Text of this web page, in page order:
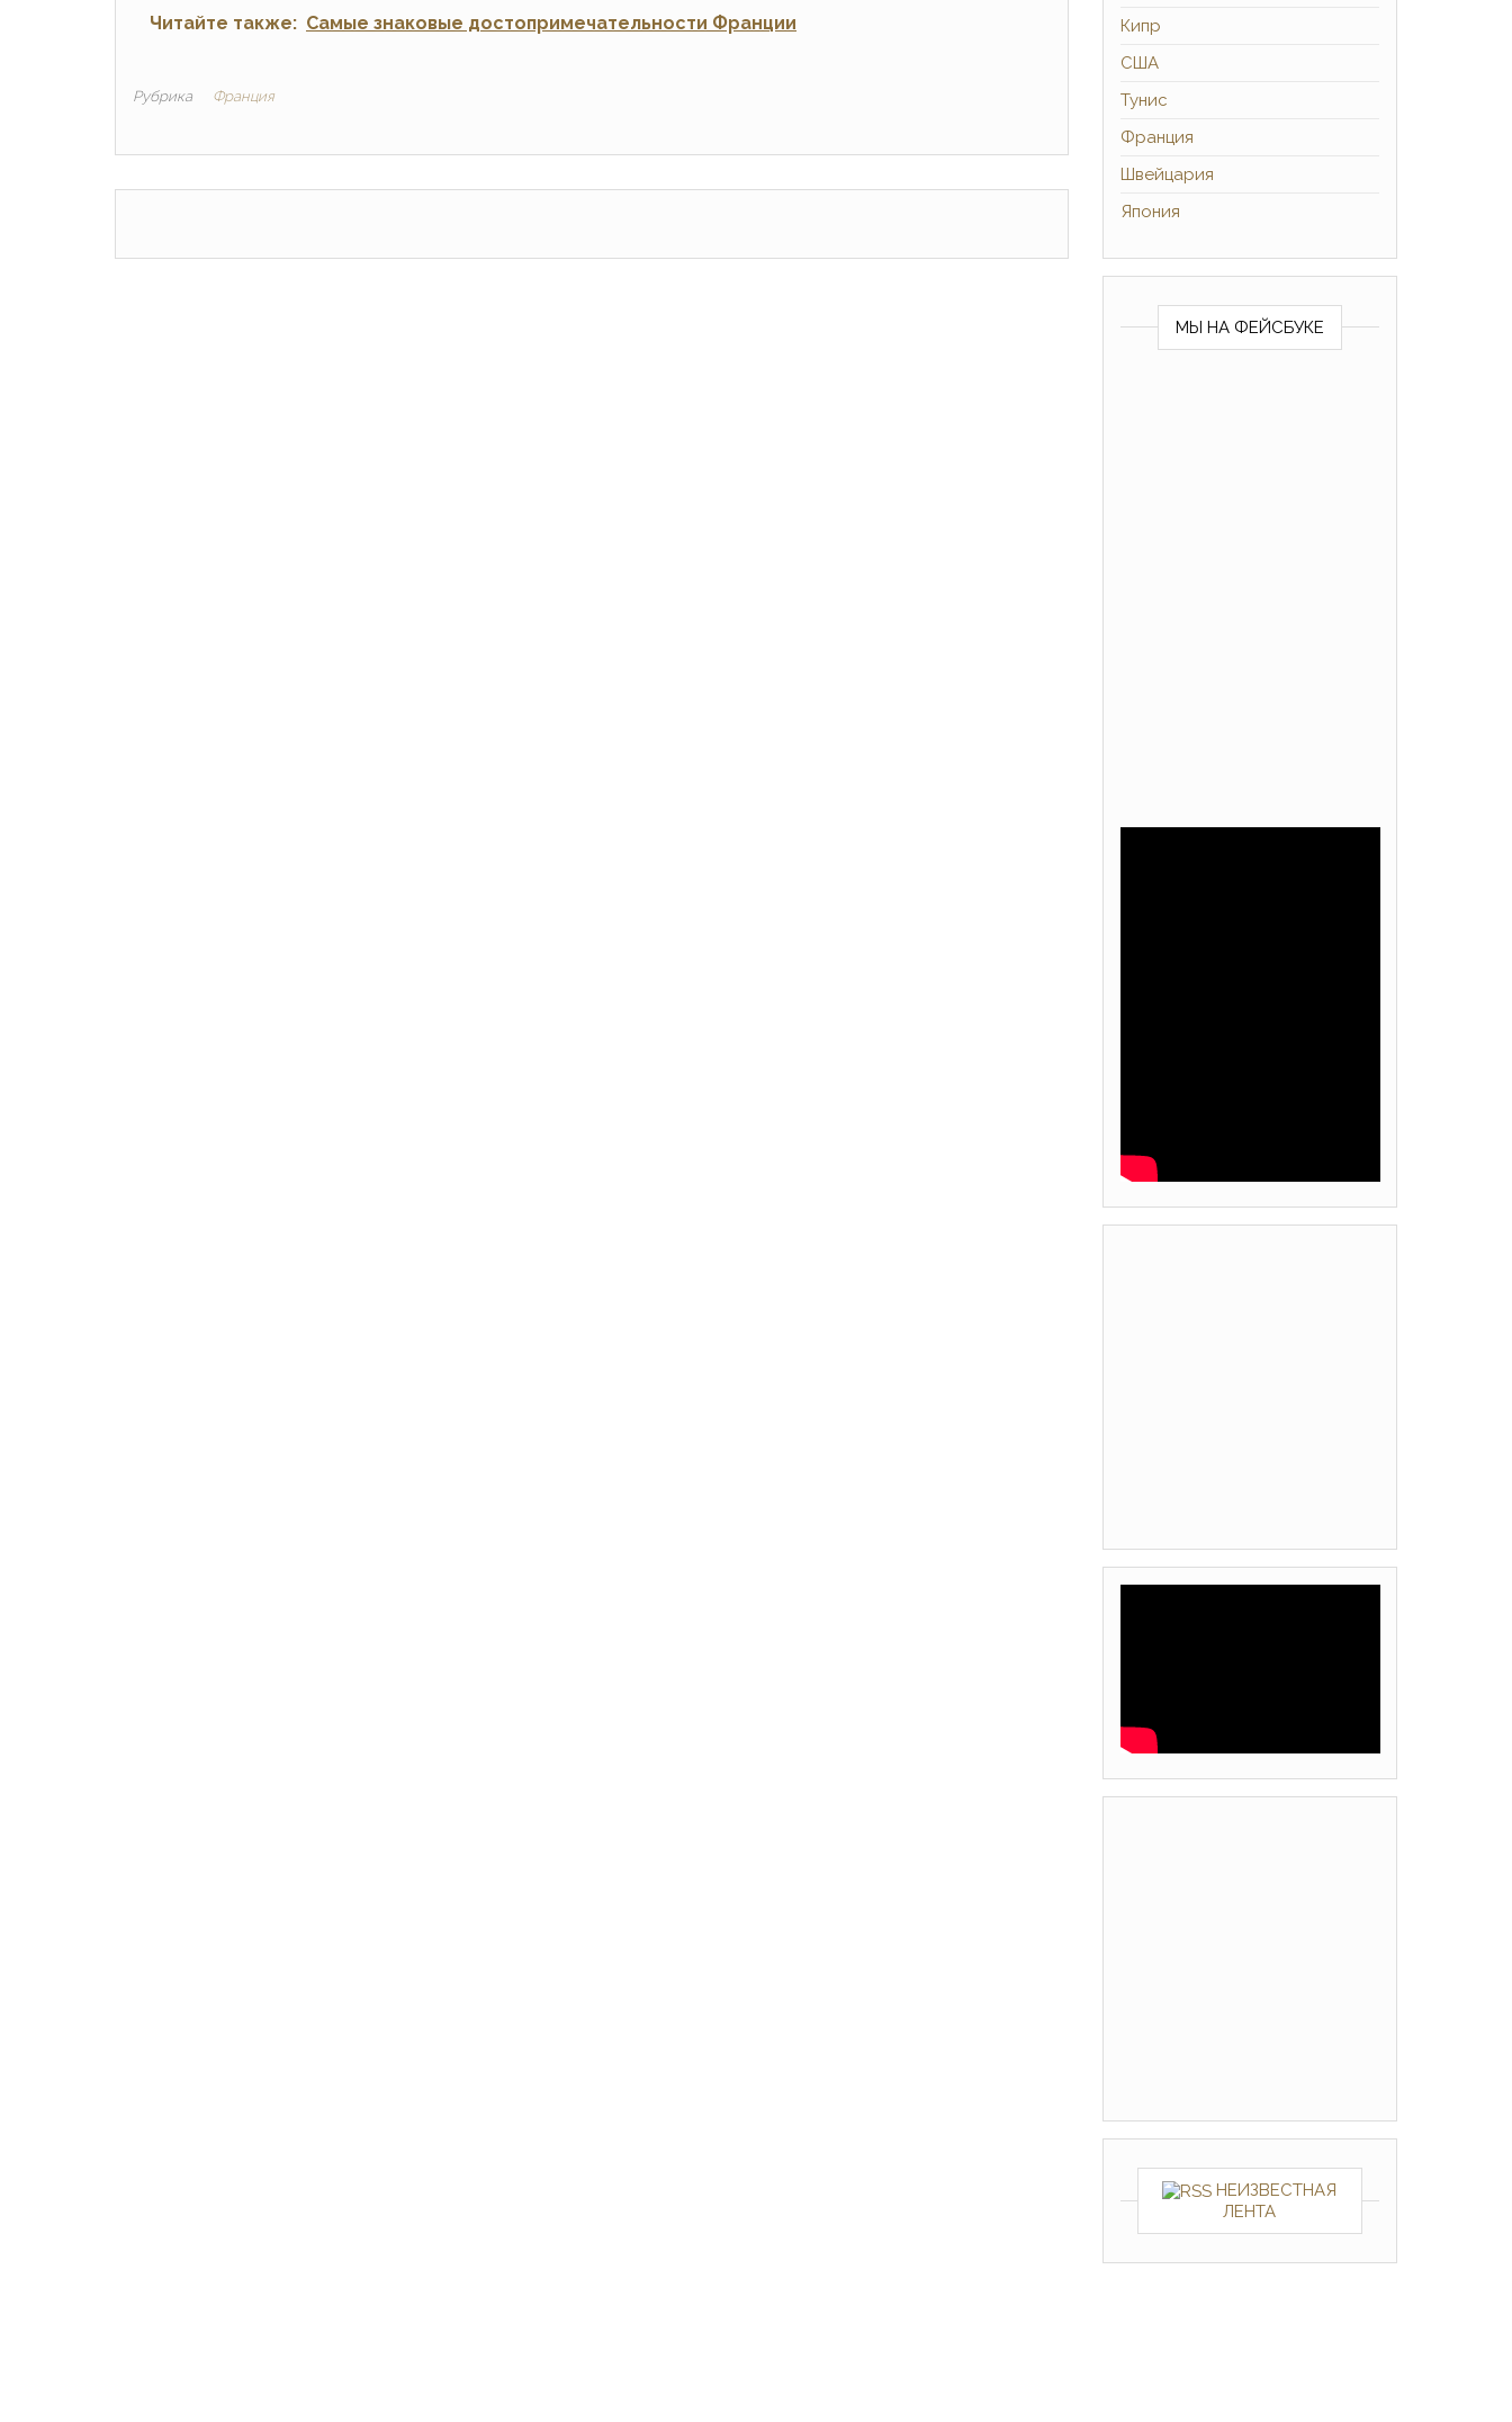
Читайте также: Самые знаковые достопримечательности Франции
Рубрика Франция
Кипр
США
Тунис
Франция
Швейцария
Япония
МЫ НА ФЕЙСБУКЕ
НЕИЗВЕСТНАЯ
ЛЕНТА